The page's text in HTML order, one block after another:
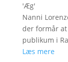
'Æg'
Nanni
der formår
publikum i
Læs mere